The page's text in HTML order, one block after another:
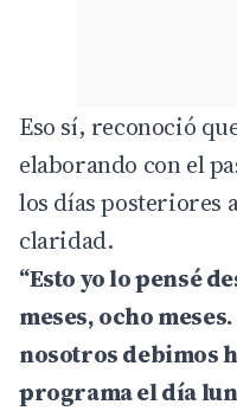
Eso sí, reconoció
elaborando con el
los días posteriores
claridad.
“Esto yo lo pensé
meses, ocho
nosotros debimos
programa el día